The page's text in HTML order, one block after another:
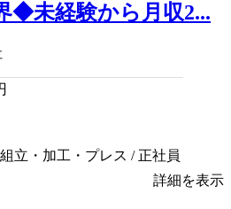
◆未経験から月収2...
立・加工・プレス / 正社員
詳細を表示